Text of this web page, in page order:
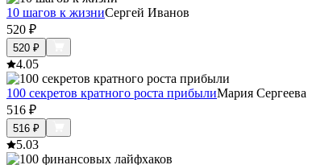
10 шагов к жизниСергей Иванов
520 ₽
520 ₽
4.05
100 секретов кратного роста прибылиМария Сергеева
516 ₽
516 ₽
5.03